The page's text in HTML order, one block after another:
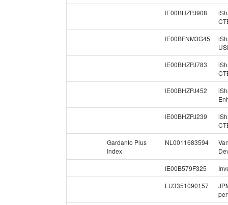
IE00BHZPJ908
IE00BFNM3G45
IE00BHZPJ783
IE00BHZPJ452
IE00BHZPJ239
Gardanto Plus
Index
NL0011683594
IE00B579F325
LU3351090157